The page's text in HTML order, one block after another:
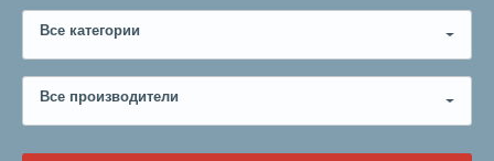
Все категории
Все производители